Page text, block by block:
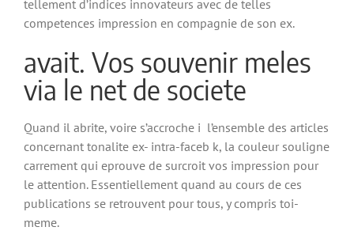
tellement d’indices innovateurs avec de telles
competences impression en compagnie de son ex.
avait. Vos souvenir meles
via le net de societe
Quand il abrite, voire s’accroche i l’ensemble des articles
concernant tonalite ex- intra-faceb k, la couleur souligne
carrement qui eprouve de surcroit vos impression pour
le attention. Essentiellement quand au cours de ces
publications se retrouvent pour tous, y compris toi-
meme.